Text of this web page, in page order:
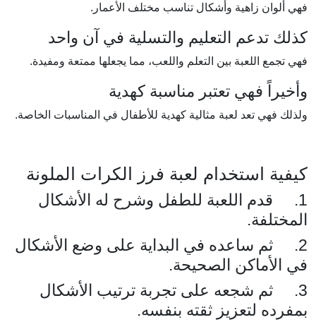
فهي ألوان زاهية وأشكال تناسب مختلف الأعمار.
كذلك تدعم التعليم والتسلية في آن واحد
فهي تجمع اللعبة بين التعلم واللعب، مما يجعلها ممتعة ومفيدة.
وأخيراً فهي تعتبر مناسبة كهدية
ولذلك فهي تعد لعبة مثالية كهدية للأطفال في المناسبات الخاصة.
كيفية استخدام لعبة فرز الكرات الملونة
1. قدم اللعبة للطفل وشرح له الأشكال
المختلفة.
2. ثم ساعده في البداية على وضع الأشكال
في الأماكن الصحيحة.
3. ثم شجعه على تجربة ترتيب الأشكال
بمفرده لتعزيز ثقته بنفسه.